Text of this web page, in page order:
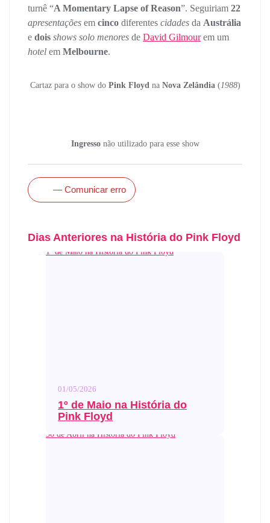
turnê “A Momentary Lapse of Reason”. Seguiriam 22
apresentações em cinco diferentes cidades da Austrália
e dois shows solo menores de David Gilmourem um
hotel em Melbourne.
Cartaz para o show do Pink Floydna Nova Zelândia(1988)
Ingressonão utilizado para esse show
— Comunicar erro
Dias Anteriores na História do Pink Floyd
1º de Maio na História do Pink Floyd
01/05/2026
1º de Maio na História do
Pink Floyd
30 de Abril na História do Pink Floyd